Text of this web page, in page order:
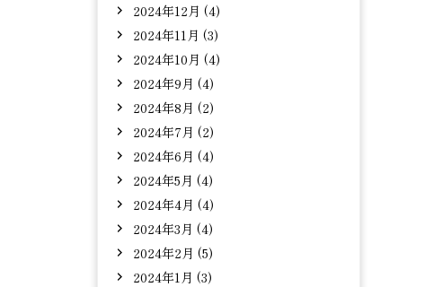
2024年12月 (4)
2024年11月 (3)
2024年10月 (4)
2024年9月 (4)
2024年8月 (2)
2024年7月 (2)
2024年6月 (4)
2024年5月 (4)
2024年4月 (4)
2024年3月 (4)
2024年2月 (5)
2024年1月 (3)